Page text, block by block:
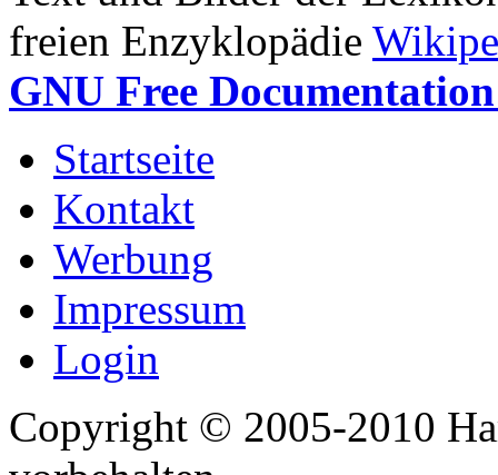
freien Enzyklopädie
GNU Free
Startseite
Kontakt
Werbung
Impressum
Login
Copyright © 2005-2010